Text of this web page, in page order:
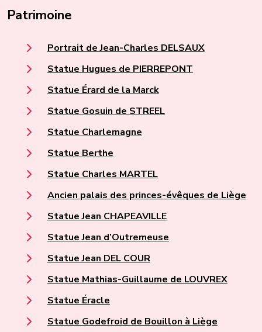
Patrimoine
Portrait de Jean-Charles DELSAUX
Statue Hugues de PIERREPONT
Statue Érard de la Marck
Statue Gosuin de STREEL
Statue Charlemagne
Statue Berthe
Statue Charles MARTEL
Ancien palais des princes-évêques de Liège
Statue Jean CHAPEAVILLE
Statue Jean d’Outremeuse
Statue Jean DEL COUR
Statue Mathias-Guillaume de LOUVREX
Statue Éracle
Statue Godefroid de Bouillon à Liège